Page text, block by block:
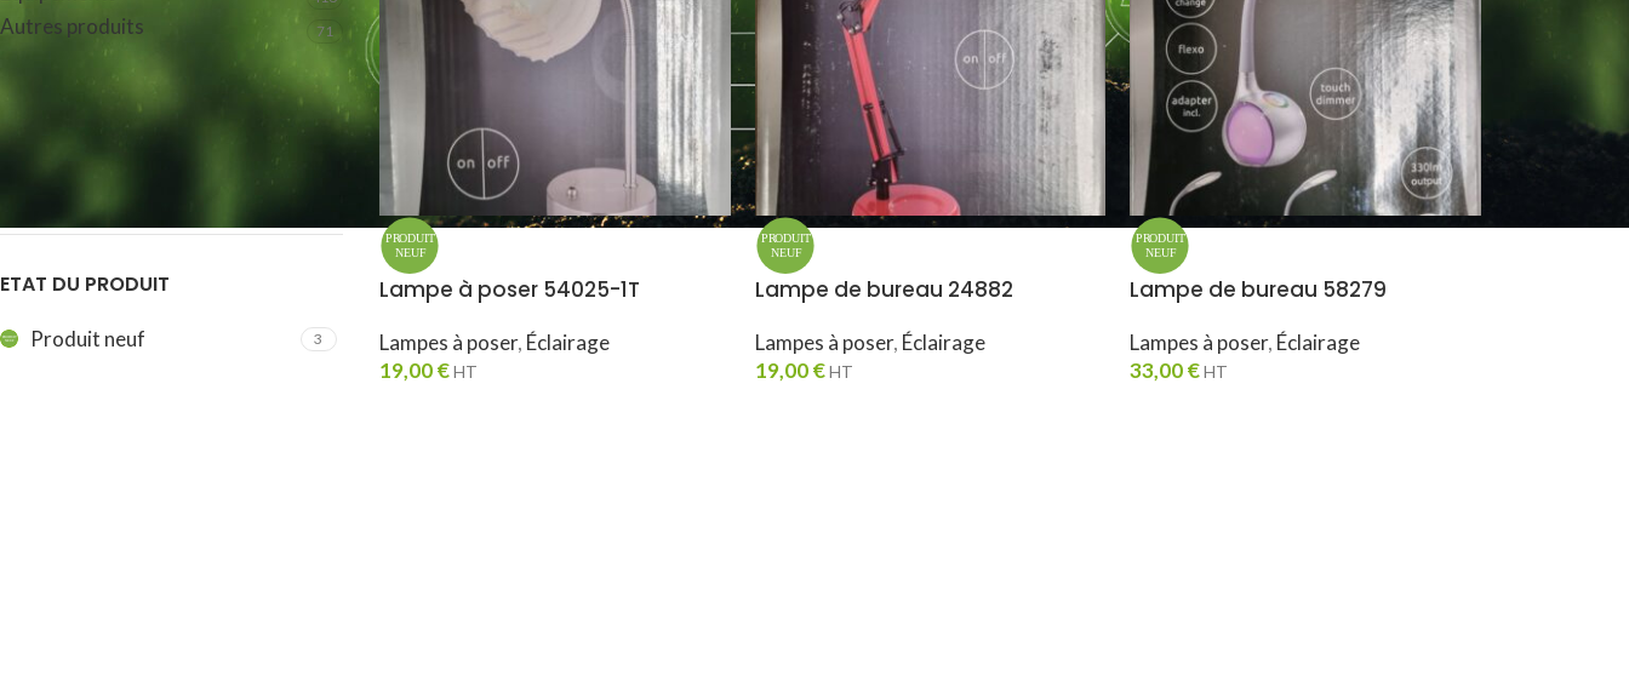
Autres produits 71
FILTRER PAR MARQUE
GLOBO
ETAT DU PRODUIT
Produit neuf 3
Lampe à poser 54025-1T
Lampes à poser, Éclairage
19,00€HT
Lampe de bureau 24882
Lampes à poser, Éclairage
19,00€ HT
Lampe de bureau 58279
Lampes à poser, Éclairage
33,00€ HT